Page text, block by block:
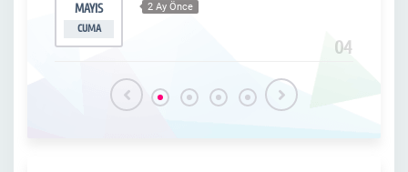
MAYIS
CUMA
2 Ay Önce
04